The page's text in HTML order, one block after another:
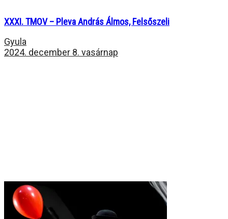
XXXI. TMOV – Pleva András Álmos, Felsőszeli
Gyula
2024. december 8. vasárnap